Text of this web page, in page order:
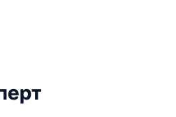
Autumn